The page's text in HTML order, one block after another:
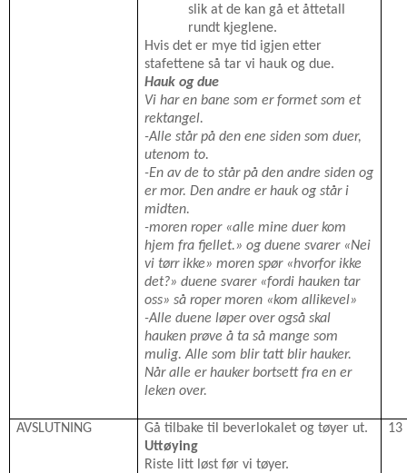
slik at de kan gå et åttetall
rundt kjeglene.
Hvis det er mye tid igjen etter
stafettene så tar vi hauk og due.
Hauk og due
Vi har en bane som er formet som et
rektangel.
-Alle står på den ene siden som duer,
utenom to.
-En av de to står på den andre siden og
er mor. Den andre er hauk og står i
midten.
-moren roper «alle mine duer kom
hjem fra fjellet.» og duene svarer «Nei
vi tørr ikke» moren spør «hvorfor ikke
det?» duene svarer «fordi hauken tar
oss» så roper moren «kom allikevel»
-Alle duene løper over også skal
hauken prøve å ta så mange som
mulig. Alle som blir tatt blir hauker.
Når alle er hauker bortsett fra en er
leken over.
AVSLUTNING
Gå tilbake til beverlokalet og tøyer ut.
Uttøying
Riste litt løst før vi tøyer.
13